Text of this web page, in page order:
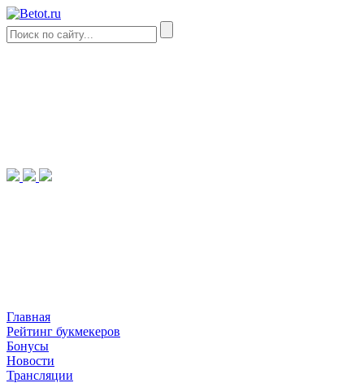
Главная
Рейтинг букмекеров
Бонусы
Новости
Трансляции